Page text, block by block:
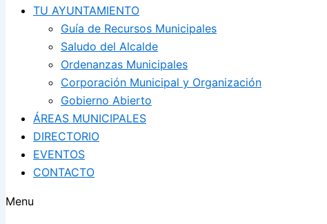
TU AYUNTAMIENTO
Guía de Recursos Municipales
Saludo del Alcalde
Ordenanzas Municipales
Corporación Municipal y Organización
Gobierno Abierto
ÁREAS MUNICIPALES
DIRECTORIO
EVENTOS
CONTACTO
Menu